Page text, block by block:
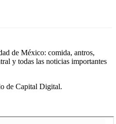
de México: comida, antros,
y todas las noticias importantes
de Capital Digital.